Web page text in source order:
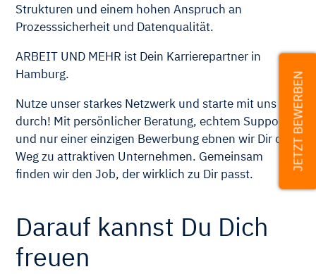
Strukturen und einem hohen Anspruch an
Prozesssicherheit und Datenqualität.
ARBEIT UND MEHR ist Dein Karrierepartner in
Hamburg.
Nutze unser starkes Netzwerk und starte mit uns
durch! Mit persönlicher Beratung, echtem Support
und nur einer einzigen Bewerbung ebnen wir Dir den
Weg zu attraktiven Unternehmen. Gemeinsam
finden wir den Job, der wirklich zu Dir passt.
Darauf kannst Du Dich
freuen
JETZT BEWERBEN